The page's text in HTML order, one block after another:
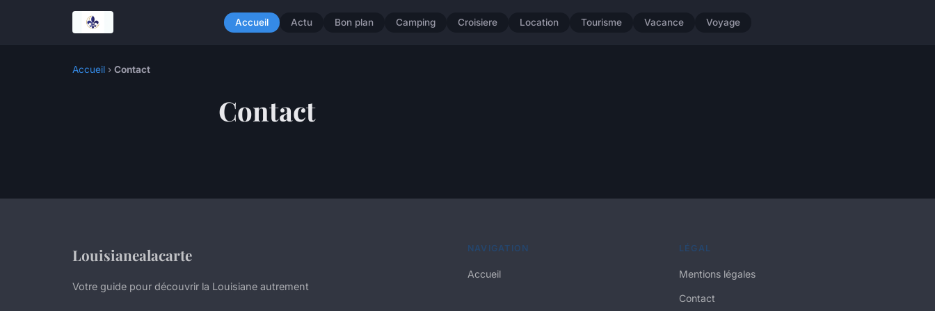
Accueil Actu Bon plan Camping Croisiere Location Tourisme Vacance Voyage
Accueil › Contact
Contact
Louisianealacarte
Votre guide pour découvrir la Louisiane autrement
NAVIGATION
Accueil
LÉGAL
Mentions légales
Contact